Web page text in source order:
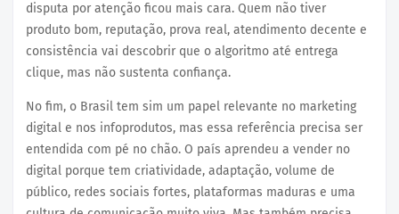
disputa por atenção ficou mais cara. Quem não tiver
produto bom, reputação, prova real, atendimento decente e
consistência vai descobrir que o algoritmo até entrega
clique, mas não sustenta confiança.
No fim, o Brasil tem sim um papel relevante no marketing
digital e nos infoprodutos, mas essa referência precisa ser
entendida com pé no chão. O país aprendeu a vender no
digital porque tem criatividade, adaptação, volume de
público, redes sociais fortes, plataformas maduras e uma